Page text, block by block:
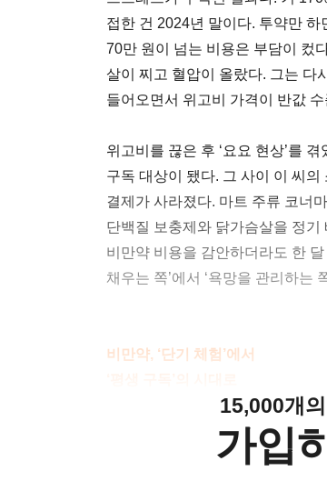
접한 건 2024년 말이다. 투약만
70만 원이 넘는 비용은 부담이 컸
살이 찌고 혈압이 올랐다. 그는 다
들어오면서 위고비 가격이 반값
위고비를 끊은 후 ‘요요 현상’를
구독 대상이 됐다. 그 사이 이 씨
결제가 사라졌다. 마트 주류 코너
단백질 보충제와 닭가슴살을 정
비만약 비용을 감안하더라도 한
채우는 쪽’에서 ‘욕망을 관리하는
비만약, ‘단기 체험’에서
15,000개
가입